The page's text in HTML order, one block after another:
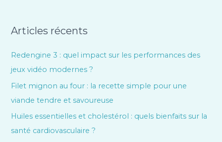
Articles récents
Redengine 3 : quel impact sur les performances des
jeux vidéo modernes ?
Filet mignon au four : la recette simple pour une
viande tendre et savoureuse
Huiles essentielles et cholestérol : quels bienfaits sur la
santé cardiovasculaire ?